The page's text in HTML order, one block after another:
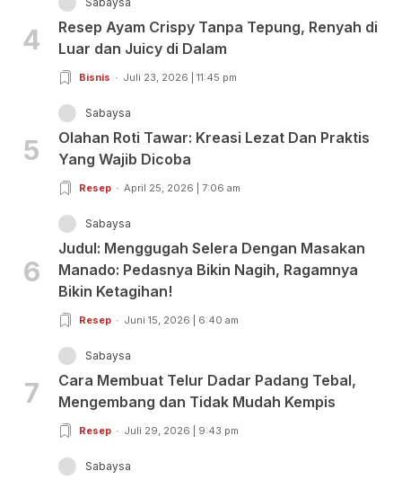
4
Resep Ayam Crispy Tanpa Tepung, Renyah di
Luar dan Juicy di Dalam
Bisnis Juli 23, 2026 | 11:45 pm
5
Sabaysa
Olahan Roti Tawar: Kreasi Lezat Dan Praktis
Yang Wajib Dicoba
Resep April 25, 2026 | 7:06 am
6
Sabaysa
Judul: Menggugah Selera Dengan Masakan
Manado: Pedasnya Bikin Nagih, Ragamnya
Bikin Ketagihan!
Resep Juni 15, 2026 | 6:40 am
7
Sabaysa
Cara Membuat Telur Dadar Padang Tebal,
Mengembang dan Tidak Mudah Kempis
Resep Juli 29, 2026 | 9:43 pm
Sabaysa